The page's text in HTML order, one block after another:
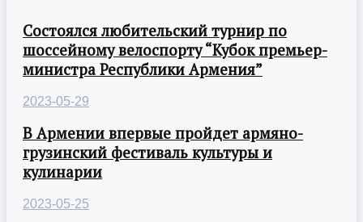
Состоялся любительский турнир по
шоссейному велоспорту “Кубок премьер-
министра Республики Армения”
2023-05-29
В Армении впервые пройдет армяно-
грузинский фестиваль культуры и
кулинарии
2023-05-25